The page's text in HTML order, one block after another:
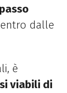
dalle
è
viabili di